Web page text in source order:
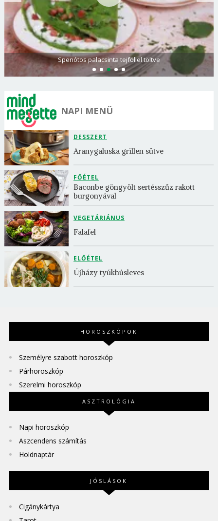
Spenótos palacsinta tejföllel töltve
NAPI MENÜ
DESSZERT
Aranygaluska grillen sütve
FŐÉTEL
Baconbe göngyölt sertésszűz rakott
burgonyával
VEGETÁRIÁNUS
Falafel
ELŐÉTEL
Újházy tyúkhúsleves
HOROSZKÓPOK
Személyre szabott horoszkóp
Párhoroszkóp
Szerelmi horoszkóp
ASZTROLÓGIA
Napi horoszkóp
Aszcendens számítás
Holdnaptár
JÓSLÁSOK
Cigánykártya